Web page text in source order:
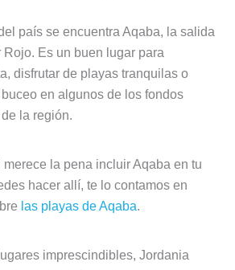
país se encuentra Aqaba, la salida
Es un buen lugar para
disfrutar de playas tranquilas o
en algunos de los fondos
la región.
la pena incluir Aqaba en tu
hacer allí, te lo contamos en
las playas de Aqaba.
imprescindibles, Jordania